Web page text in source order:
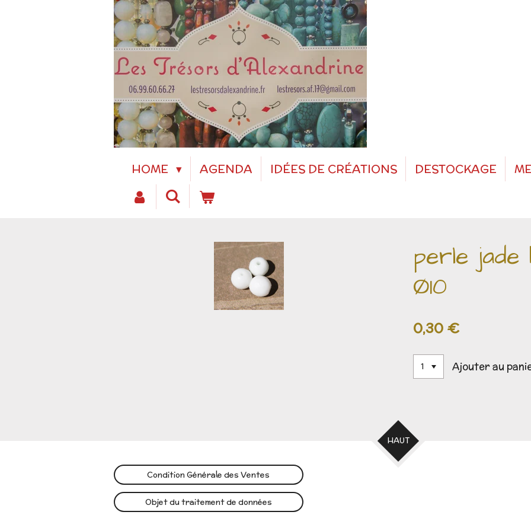
HOME AGENDA IDÉES DE CRÉATIONS DESTOCKAGE
perle
Ø10
0,30 €
Ajouter au
HAUT
Condition Générale des Ventes
Objet du traitement de données